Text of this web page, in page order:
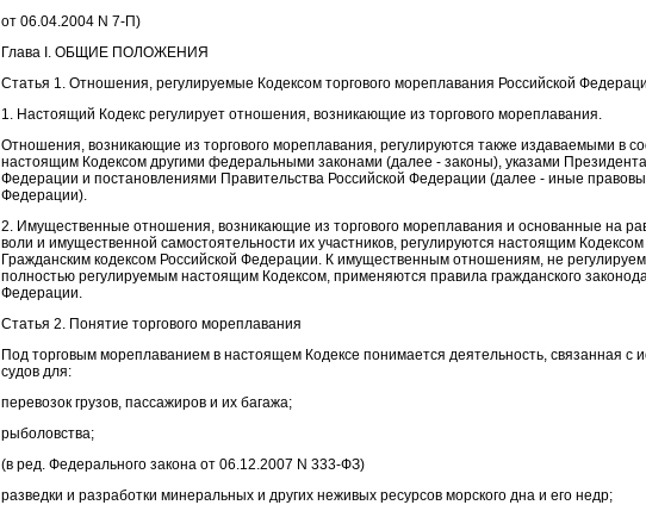
от 06.04.2004 N 7-П)
Глава I. ОБЩИЕ ПОЛОЖЕНИЯ
Статья 1. Отношения, регулируемые Кодексом торгового мореплавания Российской
1. Настоящий Кодекс регулирует отношения, возникающие из торгового мореплавания.
Отношения, возникающие из торгового мореплавания, регулируются также издаваемыми в
настоящим Кодексом другими федеральными законами (далее - законы), указами Президента
Федерации и постановлениями Правительства Российской Федерации (далее - иные
Федерации).
2. Имущественные отношения, возникающие из торгового мореплавания и основанные на
воли и имущественной самостоятельности их участников, регулируются настоящим Кодексом
Гражданским кодексом Российской Федерации. К имущественным отношениям, не
полностью регулируемым настоящим Кодексом, применяются правила гражданского
Федерации.
Статья 2. Понятие торгового мореплавания
Под торговым мореплаванием в настоящем Кодексе понимается деятельность, связанная с
судов для:
перевозок грузов, пассажиров и их багажа;
рыболовства;
(в ред. Федерального закона от 06.12.2007 N 333-ФЗ)
разведки и разработки минеральных и других неживых ресурсов морского дна и его недр;